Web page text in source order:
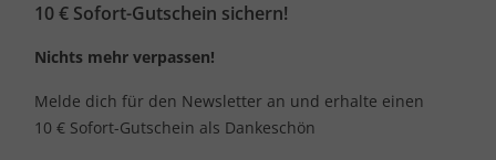
10 € Sofort-Gutschein sichern!
Nichts mehr verpassen!
Melde dich für den Newsletter an und erhalte einen
10 € Sofort-Gutschein als Dankeschön